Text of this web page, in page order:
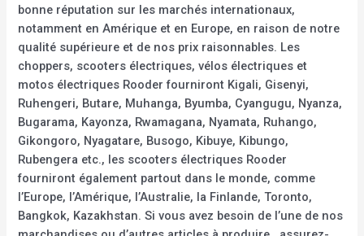
bonne réputation sur les marchés internationaux,
notamment en Amérique et en Europe, en raison de notre
qualité supérieure et de nos prix raisonnables. Les
choppers, scooters électriques, vélos électriques et
motos électriques Rooder fourniront Kigali, Gisenyi,
Ruhengeri, Butare, Muhanga, Byumba, Cyangugu, Nyanza,
Bugarama, Kayonza, Rwamagana, Nyamata, Ruhango,
Gikongoro, Nyagatare, Busogo, Kibuye, Kibungo,
Rubengera etc., les scooters électriques Rooder
fourniront également partout dans le monde, comme
l’Europe, l’Amérique, l’Australie, la Finlande, Toronto,
Bangkok, Kazakhstan. Si vous avez besoin de l’une de nos